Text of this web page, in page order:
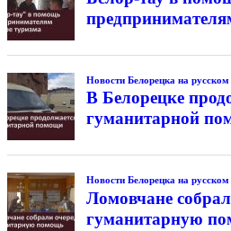
Новости Белорецка на
В Белорецке
гуманитарной
Новости Белорецка на
Ломовчане
гуманитарную